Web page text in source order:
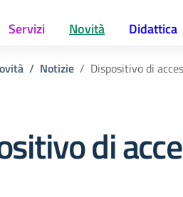
Servizi Novità Didattica
Notizie Dispositivo di
di